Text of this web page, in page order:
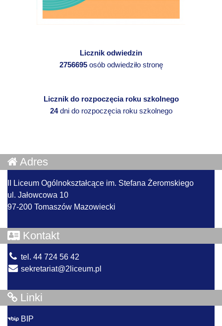
Licznik odwiedzin
2756695osób odwiedziło stronę
Licznik do rozpoczęcia roku szkolnego
24dni do rozpoczęcia roku szkolnego
Adres
II Liceum Ogólnokształcące im. Stefana Żeromskiego
ul. Jałowcowa 10
97-200 Tomaszów Mazowiecki
Kontakt
tel. 44 724 56 42
sekretariat@2liceum.pl
Linki
BIP